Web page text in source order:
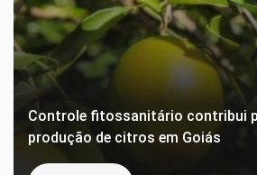
Controle fitossanitário contribui
produção de citros em Goiás